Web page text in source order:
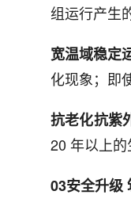
组运行产生
宽温域稳定
化现象；即
抗老化抗紫
20 年以上的
03安全升级